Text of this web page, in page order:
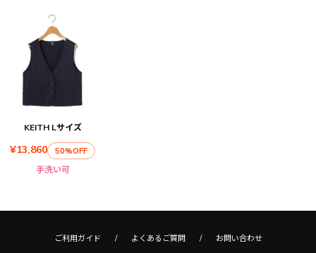
KEITH Lサイズ
¥13,860 50%OFF
手洗い可
ご利用ガイド よくあるご質問 お問い合わせ